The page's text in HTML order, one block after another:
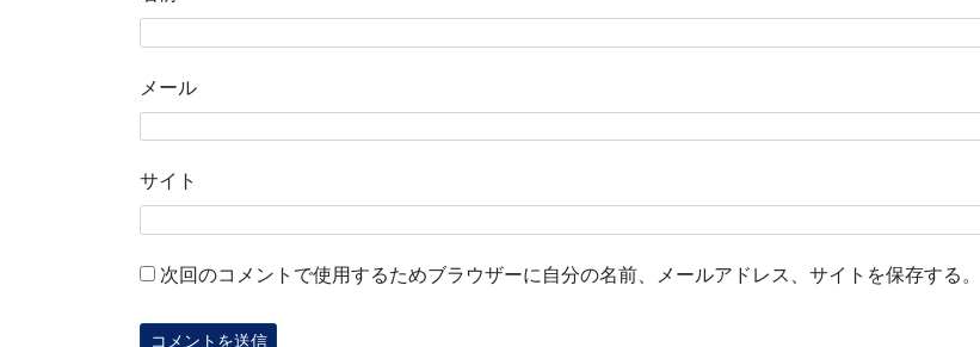
メール
サイト
次回のコメントで使用するためブラウザーに自分の名前、メールアドレス、サイトを保存する。